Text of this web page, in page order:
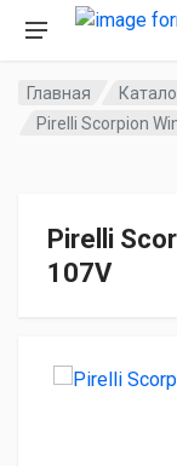
Главная
Pirelli Scorpion
Pirelli
107V